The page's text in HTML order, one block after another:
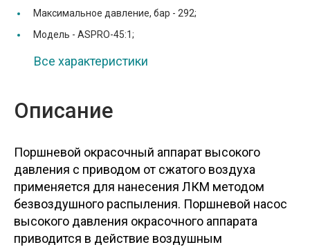
Максимальное давление, бар - 292;
Модель - ASPRO-45:1;
Все характеристики
Описание
Поршневой окрасочный аппарат высокого
давления с приводом от сжатого воздуха
применяется для нанесения ЛКМ методом
безвоздушного распыления. Поршневой насос
высокого давления окрасочного аппарата
приводится в действие воздушным